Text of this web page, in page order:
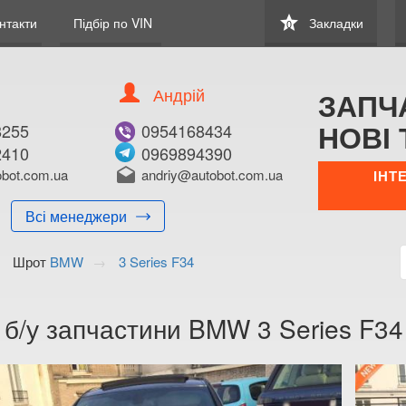
Підбір по VIN star
0 Закладки
Всі менеджери
Андрій
0954168434
0969894390
drafts andriy@autobot.com.ua
НОВІ
Шрот BMW
3 Series F34
у запчастини BMW 3 Series